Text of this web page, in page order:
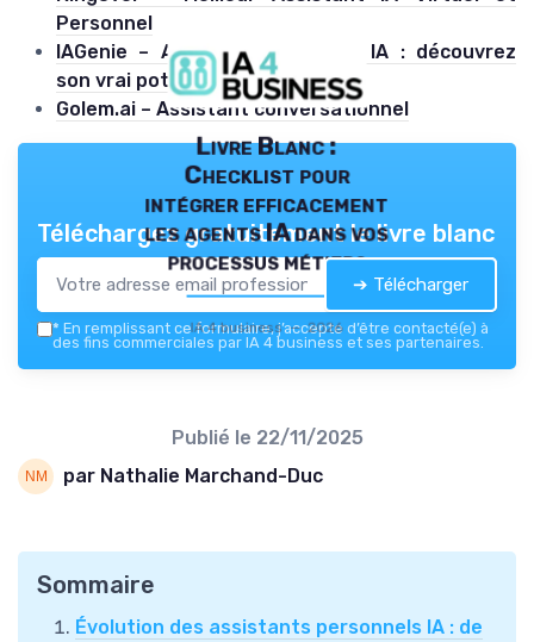
Personnel
IAGenie – Assistant personnel IA : découvrez
son vrai potentiel
Golem.ai – Assistant conversationnel
Livre Blanc :
Checklist pour
intégrer efficacement
les agents IA dans vos
processus métiers
IA 4 business — 2026
Téléchargez gratuitement le livre blanc
➔ Télécharger
* En remplissant ce formulaire, j’accepte d’être contacté(e) à
des fins commerciales par IA 4 business et ses partenaires.
Publié le 22/11/2025
par Nathalie Marchand-Duc
Sommaire
Évolution des assistants personnels IA : de